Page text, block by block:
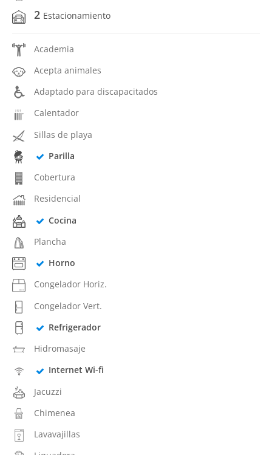
2 Estacionamiento
Academia
Acepta animales
Adaptado para discapacitados
Calentador
Sillas de playa
Parilla
Cobertura
Residencial
Cocina
Plancha
Horno
Congelador Horiz.
Congelador Vert.
Refrigerador
Hidromasaje
Internet Wi-fi
Jacuzzi
Chimenea
Lavavajillas